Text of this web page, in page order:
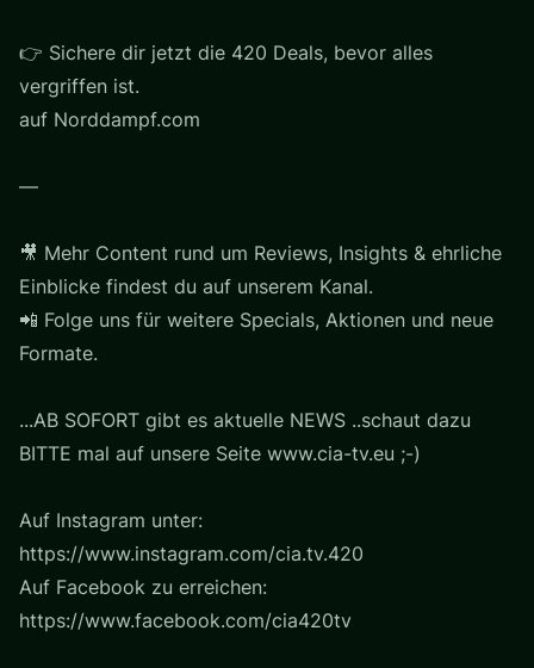
👉 Sichere dir jetzt die 420 Deals, bevor alles
vergriffen ist.
auf Norddampf.com
—
🎥 Mehr Content rund um Reviews, Insights & ehrliche
Einblicke findest du auf unserem Kanal.
📲 Folge uns für weitere Specials, Aktionen und neue
Formate.
...AB SOFORT gibt es aktuelle NEWS ..schaut dazu
BITTE mal auf unsere Seite www.cia-tv.eu ;-)
Auf Instagram unter:
https://www.instagram.com/cia.tv.420
Auf Facebook zu erreichen:
https://www.facebook.com/cia420tv